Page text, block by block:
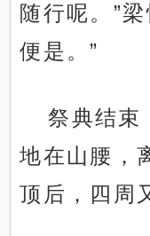
随行呢。”
便是。”
祭典结束
地在山腰，
顶后，四周